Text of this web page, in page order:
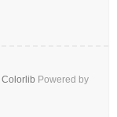
Colorlib Powered by